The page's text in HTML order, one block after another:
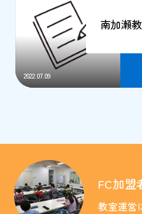
南加瀬
2022.07.09
FC加盟
教室運営